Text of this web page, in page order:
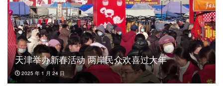
天津举办新春活动 两岸民众欢喜过大年
2025 年 1 月 24 日